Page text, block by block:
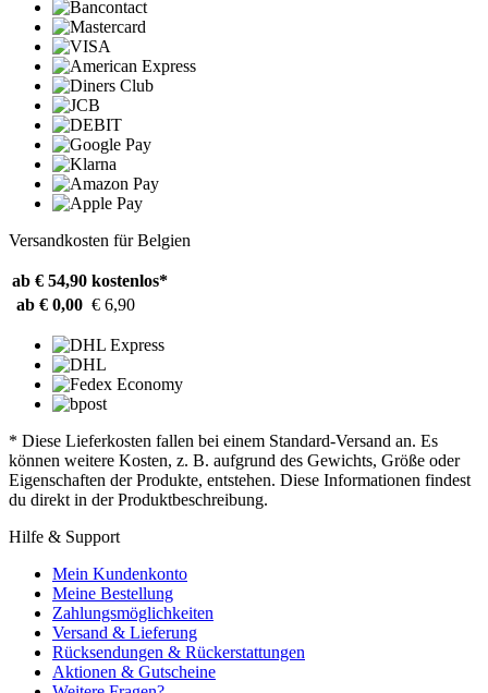
Versandkosten für Belgien
ab € 54,90 kostenlos*
ab € 0,00 € 6,90
* Diese Lieferkosten fallen bei einem Standard-Versand an. Es
können weitere Kosten, z. B. aufgrund des Gewichts, Größe oder
Eigenschaften der Produkte, entstehen. Diese Informationen findest
du direkt in der Produktbeschreibung.
Hilfe & Support
Mein Kundenkonto
Meine Bestellung
Zahlungsmöglichkeiten
Versand & Lieferung
Rücksendungen & Rückerstattungen
Aktionen & Gutscheine